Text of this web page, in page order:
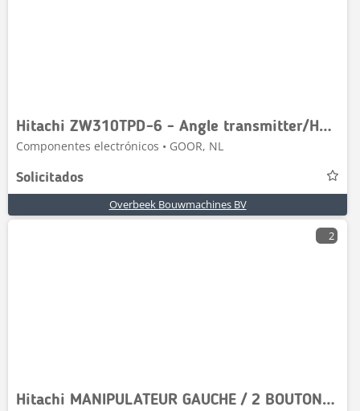
Hitachi ZW310TPD-6 - Angle transmitter/Hoekensensor
Componentes electrónicos • GOOR, NL
Solicitados
Overbeek Bouwmachines BV
2
Hitachi MANIPULATEUR GAUCHE / 2 BOUTONS 1 ROLLER / ZX-7